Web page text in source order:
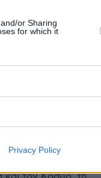
or Sharing
for which it
Privacy Policy
Πράις για
12 ετών
χήρα»
τους πάρει